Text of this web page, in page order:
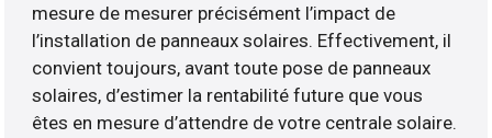
mesure de mesurer précisément l’impact de
l’installation de panneaux solaires. Effectivement, il
convient toujours, avant toute pose de panneaux
solaires, d’estimer la rentabilité future que vous
êtes en mesure d’attendre de votre centrale solaire.